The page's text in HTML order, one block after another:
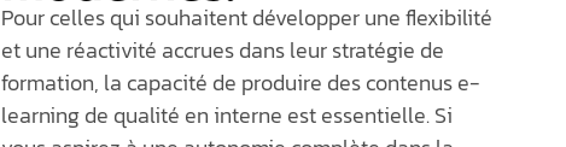
Pour celles qui souhaitent développer une flexibilité
etune réactivité accrues dans leur stratégie de
formation, la capacité de produire des contenuse-
learningde qualité en interne est essentielle. Si